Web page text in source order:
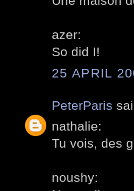
azer:
So did I!
25 APRIL
PeterParis
nathalie:
Tu vois, des
noushy: